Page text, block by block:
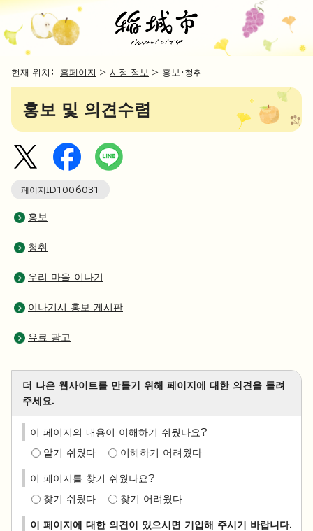
현재 위치： 홈페이지 > 시정 정보 > 홍보・청취
홍보 및 의견수렴
페이지ID1006031
홍보
청취
우리 마을 이나기
이나기시 홍보 게시판
유료 광고
더 나은 웹사이트를 만들기 위해 페이지에 대한 의견을 들려
주세요.
이 페이지의 내용이 이해하기 쉬웠나요?
알기 쉬웠다 이해하기 어려웠다
이 페이지를 찾기 쉬웠나요?
찾기 쉬웠다 찾기 어려웠다
이 페이지에 대한 의견이 있으시면 기입해 주시기 바랍니다.